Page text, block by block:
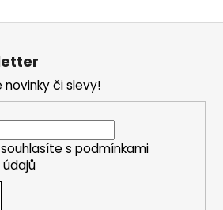
či slevy!
s podmínkami